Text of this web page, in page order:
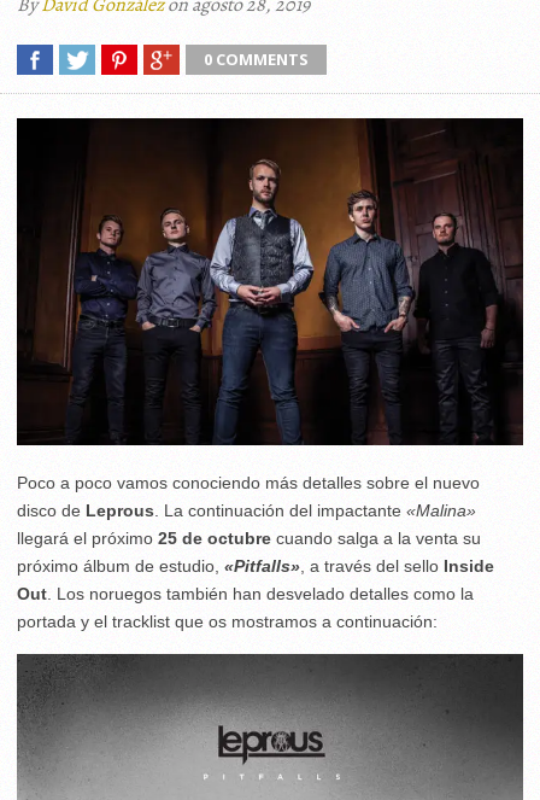
0 COMMENTS
Poco a poco vamos conociendo más detalles sobre el nuevo
disco de Leprous . La continuación del impactante «Malina»
llegará el próximo 25 de octubre cuando salga a la venta su
próximo álbum de estudio, «Pitfalls» , a través del sello Inside
Out . Los noruegos también han desvelado detalles como la
portada y el tracklist que os mostramos a continuación: